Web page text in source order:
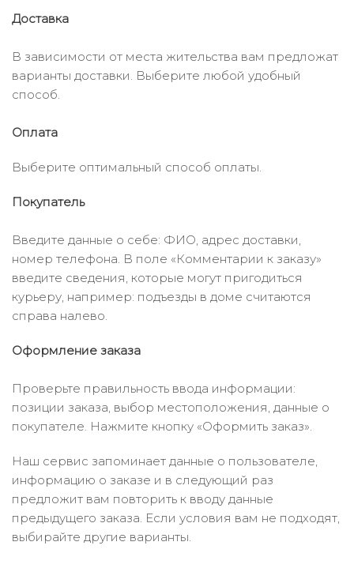
Доставка
В зависимости от места жительства вам предложат
варианты доставки. Выберите любой удобный
способ.
Оплата
Выберите оптимальный способ оплаты.
Покупатель
Введите данные о себе: ФИО, адрес доставки,
номер телефона. В поле «Комментарии к заказу»
введите сведения, которые могут пригодиться
курьеру, например: подъезды в доме считаются
справа налево.
Оформление заказа
Проверьте правильность ввода информации:
позиции заказа, выбор местоположения, данные о
покупателе. Нажмите кнопку «Оформить заказ».
Наш сервис запоминает данные о пользователе,
информацию о заказе и в следующий раз
предложит вам повторить к вводу данные
предыдущего заказа. Если условия вам не подходят,
выбирайте другие варианты.